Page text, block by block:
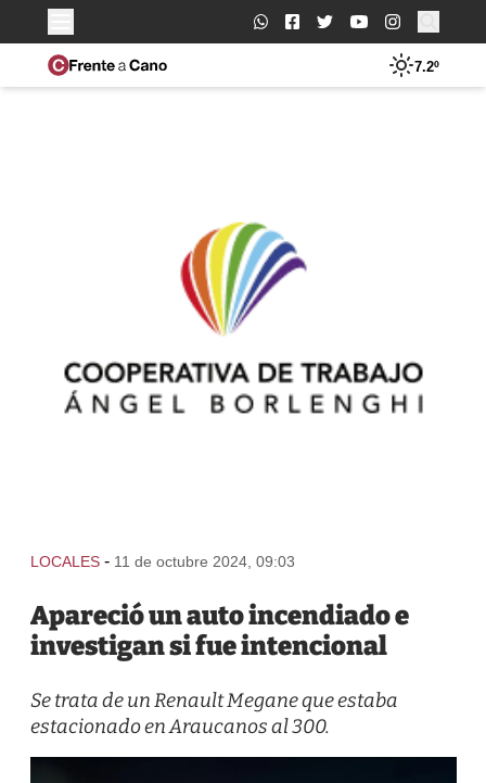
Buscar:
7.2º
LOCALES - 11 de octubre 2024, 09:03
Apareció un auto incendiado e
investigan si fue intencional
Se trata de un Renault Megane que estaba
estacionado en Araucanos al 300.